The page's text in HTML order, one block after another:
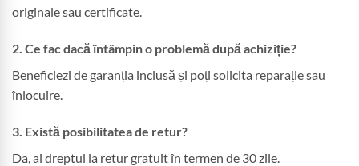
originale sau certificate.
2. Ce fac dacă întâmpin o problemă după achiziție?
Beneficiezi de garanția inclusă și poți solicita reparație sau
înlocuire.
3. Există posibilitatea de retur?
Da, ai dreptul la retur gratuit în termen de 30 zile.